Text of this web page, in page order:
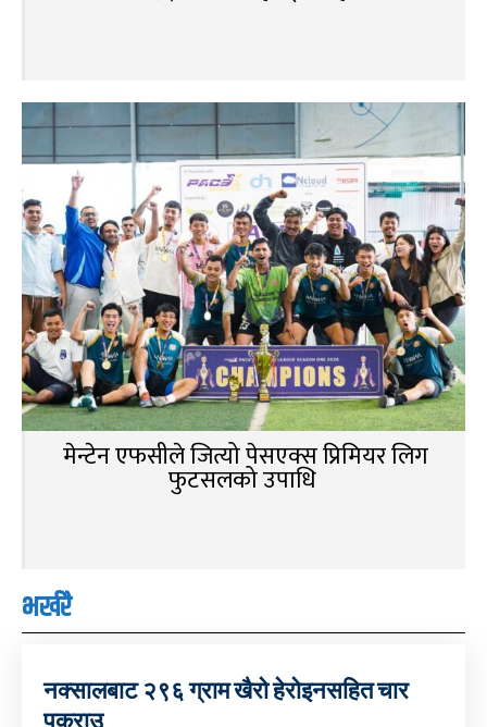
मेन्टेन एफसीले जित्यो पेसएक्स प्रिमियर लिग
फुटसलको उपाधि
भर्खरै
नक्सालबाट २९६ ग्राम खैरो हेरोइनसहित चार
पक्राउ